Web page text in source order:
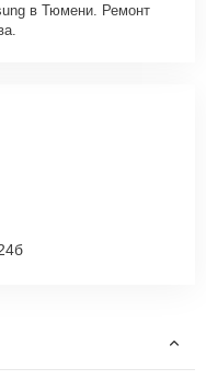
в Тюмени. Ремонт